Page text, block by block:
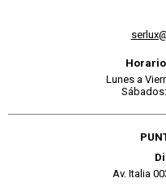
Lunes a
Av. Italia